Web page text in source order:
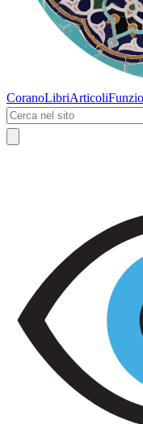
CoranoLibriArticoli